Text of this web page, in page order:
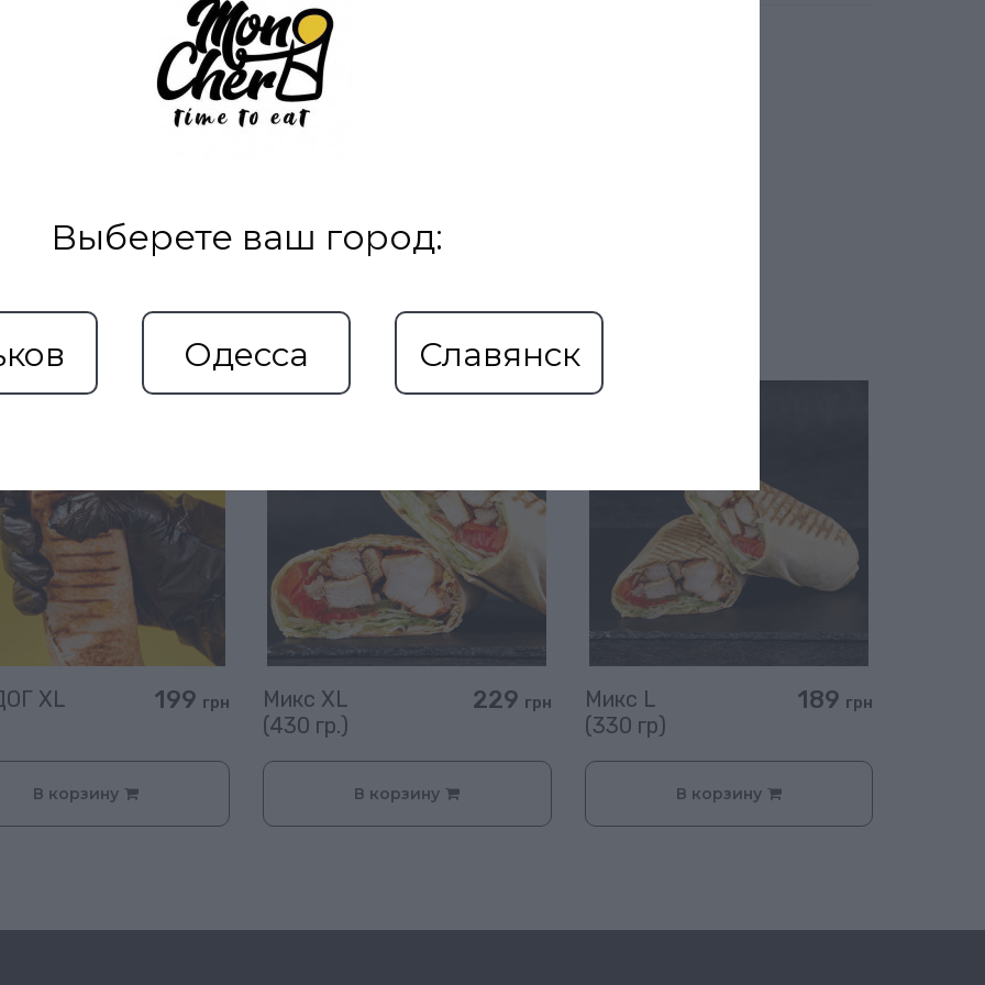
XL 199 грн
В корзину
Микс XL
(430 гр.)
229 грн
В корзину
Микс L
(330 гр)
189 грн
В корзину
Выберете ваш город:
Одесса Славянск